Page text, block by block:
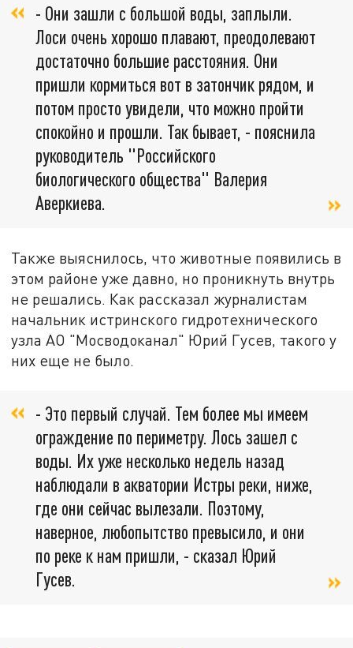
- Они зашли с большой воды, заплыли.
Лоси очень хорошо плавают, преодолевают
достаточно большие расстояния. Они
пришли кормиться вот в затончик рядом, и
потом просто увидели, что можно пройти
спокойно и прошли. Так бывает, - пояснила
руководитель "Российского
биологического общества" Валерия
Аверкиева.
Также выяснилось, что животные появились в
этом районе уже давно, но проникнуть внутрь
не решались. Как рассказал журналистам
начальник истринского гидротехнического
узла АО "Мосводоканал" Юрий Гусев, такого у
них еще не было.
- Это первый случай. Тем более мы имеем
ограждение по периметру. Лось зашел с
воды. Их уже несколько недель назад
наблюдали в акватории Истры реки, ниже,
где они сейчас вылезали. Поэтому,
наверное, любопытство превысило, и они
по реке к нам пришли, - сказал Юрий
Гусев.